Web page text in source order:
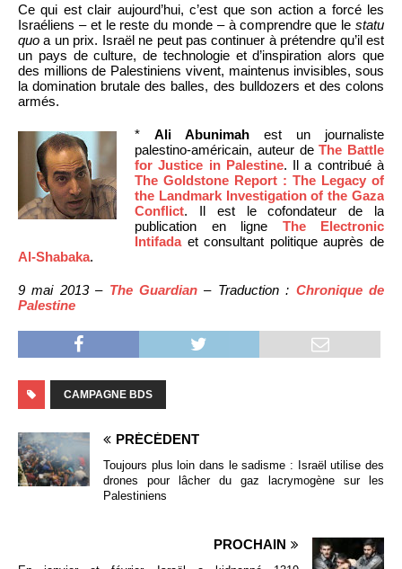
Ce qui est clair aujourd’hui, c’est que son action a forcé les
Israéliens – et le reste du monde – à comprendre que le statu
quo a un prix. Israël ne peut pas continuer à prétendre qu’il est
un pays de culture, de technologie et d’inspiration alors que
des millions de Palestiniens vivent, maintenus invisibles, sous
la domination brutale des balles, des bulldozers et des colons
armés.
* Ali Abunimah est un journaliste
palestino-américain, auteur deThe Battle
for Justice in Palestine. Il a contribué à
The Goldstone Report : The Legacy of
the Landmark Investigation of the Gaza
Conflict. Il est le cofondateur de la
publication en ligne The Electronic
Intifadaet consultant politique auprès de
Al-Shabaka.
9 mai 2013 – The Guardian – Traduction : Chronique de
Palestine
CAMPAGNE BDS
PRÉCÉDENT
Toujours plus loin dans le sadisme : Israël utilise des
drones pour lâcher du gaz lacrymogène sur les
Palestiniens
PROCHAIN